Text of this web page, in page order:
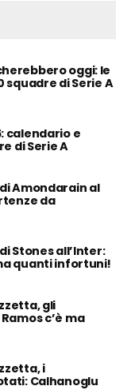
oggi: le
squadre di Serie A
calendario e
di Serie A
Amondarain al
da
Stones all’Inter:
quanti infortuni!
gli
c’è ma
i
Calhanoglu